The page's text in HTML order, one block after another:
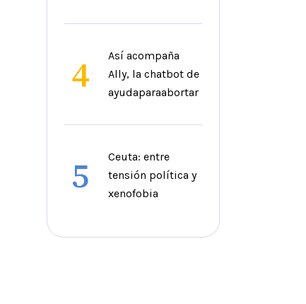
4
Así acompaña
Ally, la chatbot de
ayudaparaabortar
5
Ceuta: entre
tensión política y
xenofobia